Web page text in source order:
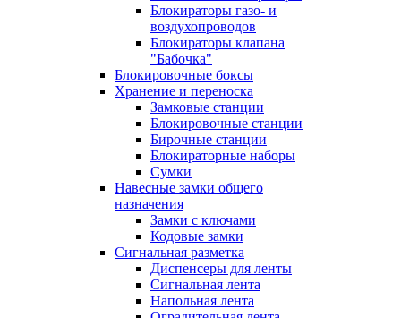
Блокираторы газо- и
воздухопроводов
Блокираторы клапана
"Бабочка"
Блокировочные боксы
Хранение и переноска
Замковые станции
Блокировочные станции
Бирочные станции
Блокираторные наборы
Сумки
Навесные замки общего
назначения
Замки с ключами
Кодовые замки
Сигнальная разметка
Диспенсеры для ленты
Сигнальная лента
Напольная лента